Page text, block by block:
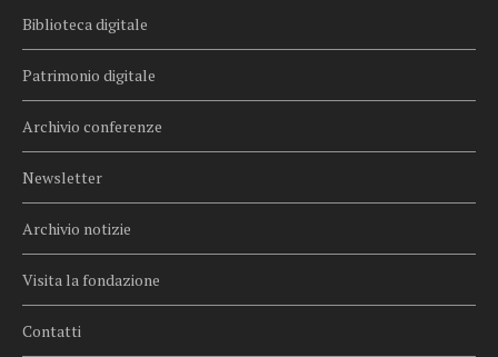
Biblioteca digitale
Patrimonio digitale
Archivio conferenze
Newsletter
Archivio notizie
Visita la fondazione
Contatti